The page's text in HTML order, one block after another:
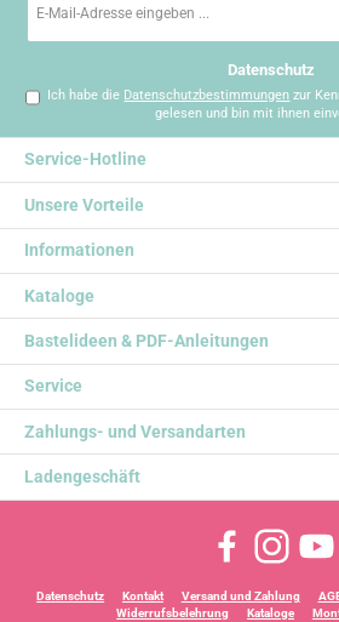
Mail-
Datenschutz
Ich habe die Datenschutzbestimmungen zur
gelesen und bin mit ihnen
Service-Hotline
Informationen
Kataloge
Bastelideen & PDF-Anleitungen
Service
Zahlungs- und Versandarten
Ladengeschäft
Unsere Vorteile
FacebookInstagramYouTube
Datenschutz Kontakt Versand und Zahlung
Widerrufsbelehrung
Kataloge